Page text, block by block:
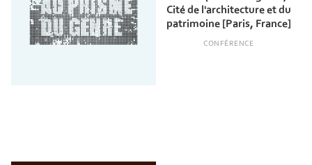
Cité de l'architecture et du
patrimoine [Paris, France]
CONFÉRENCE